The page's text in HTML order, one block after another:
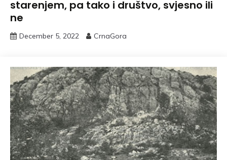
starenjem, pa tako i društvo, svjesno ili
ne
December 5, 2022 CrnaGora